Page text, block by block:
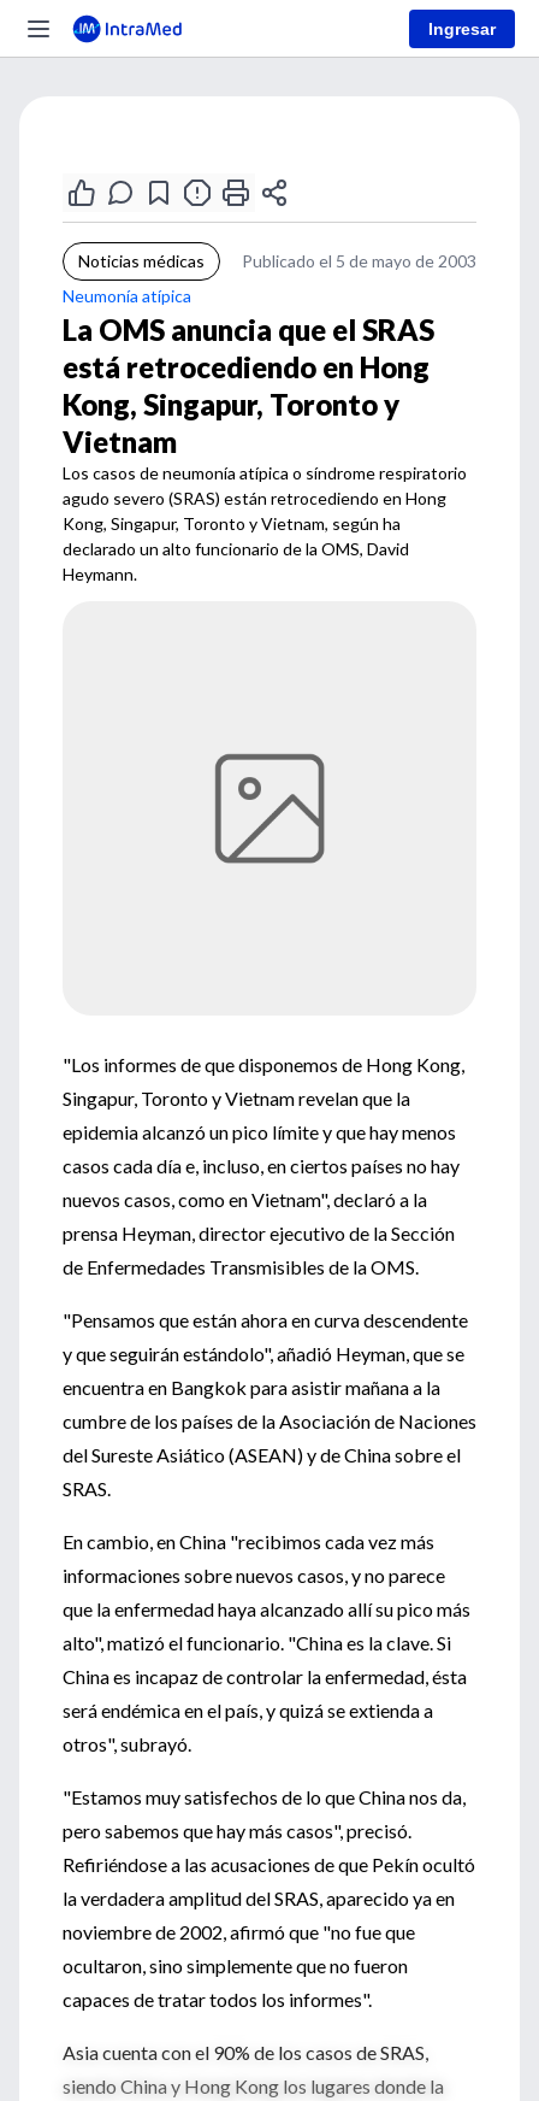
Ingresar
Noticias médicas
Publicado el 5 de mayo de 2003
Neumonía atípica
La OMS anuncia que el SRAS
está retrocediendo en Hong
Kong, Singapur, Toronto y
Vietnam
Los casos de neumonía atípica o síndrome respiratorio
agudo severo (SRAS) están retrocediendo en Hong
Kong, Singapur, Toronto y Vietnam, según ha
declarado un alto funcionario de la OMS, David
Heymann.
"Los informes de que disponemos de Hong Kong,
Singapur, Toronto y Vietnam revelan que la
epidemia alcanzó un pico límite y que hay menos
casos cada día e, incluso, en ciertos países no hay
nuevos casos, como en Vietnam", declaró a la
prensa Heyman, director ejecutivo de la Sección
de Enfermedades Transmisibles de la OMS.
"Pensamos que están ahora en curva descendente
y que seguirán estándolo", añadió Heyman, que se
encuentra en Bangkok para asistir mañana a la
cumbre de los países de la Asociación de Naciones
del Sureste Asiático (ASEAN) y de China sobre el
SRAS.
En cambio, en China "recibimos cada vez más
informaciones sobre nuevos casos, y no parece
que la enfermedad haya alcanzado allí su pico más
alto", matizó el funcionario. "China es la clave. Si
China es incapaz de controlar la enfermedad, ésta
será endémica en el país, y quizá se extienda a
otros", subrayó.
"Estamos muy satisfechos de lo que China nos da,
pero sabemos que hay más casos", precisó.
Refiriéndose a las acusaciones de que Pekín ocultó
la verdadera amplitud del SRAS, aparecido ya en
noviembre de 2002, afirmó que "no fue que
ocultaron, sino simplemente que no fueron
capaces de tratar todos los informes".
Asia cuenta con el 90% de los casos de SRAS,
siendo China y Hong Kong los lugares donde la